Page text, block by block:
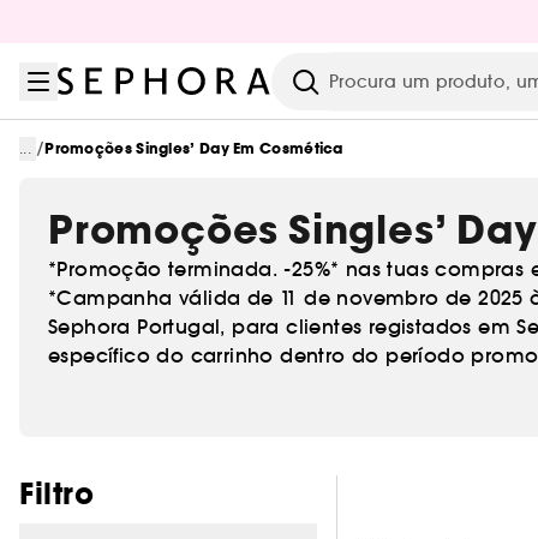
Pesquisar
... /Promoções Singles’ Day Em Cosmética
Promoções Singles’
*Promoção terminada. -25%* nas tuas compras
*Campanha válida de 11 de novembro de 2025
Sephora Portugal, para clientes registados em
específico do carrinho dentro do período
Filtro